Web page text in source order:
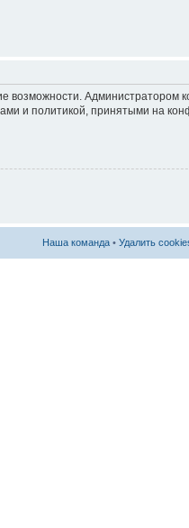
возможности. Администратором
и политикой, принятыми на
Наша команда • Удалить